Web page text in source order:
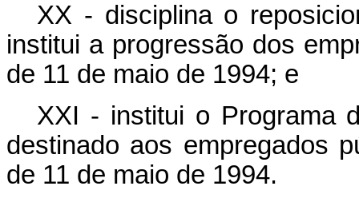
XX - disciplina o
institui a progressão dos
de 11 de maio de 1994; e
XXI - institui o Programa
destinado aos empregados
de 11 de maio de 1994.